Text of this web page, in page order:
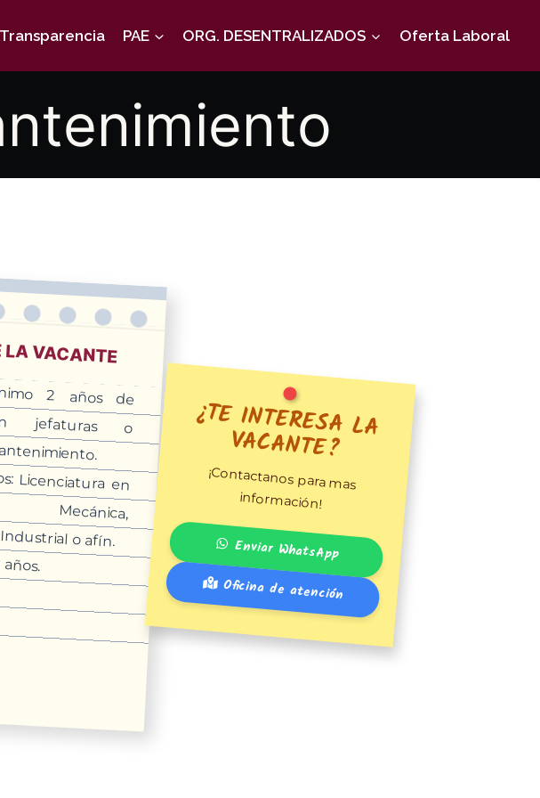
Transparencia PAE ORG. DESENTRALIZADOS Oferta Laboral
LA VACANTE
2 años de
jefaturas o
Licenciatura en
o afín.
¿TE INTERESA LA
VACANTE?
¡Contactanos para mas
información!
Enviar WhatsApp
Oficina de atención